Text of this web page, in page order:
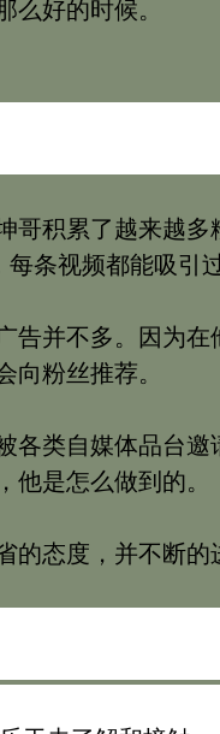
么好的时候。
哥积累了越来越
每条视频都能吸引
告并不多。因为
向粉丝推荐。
各类自媒体品台
他是怎么做到的。
的态度，并不断